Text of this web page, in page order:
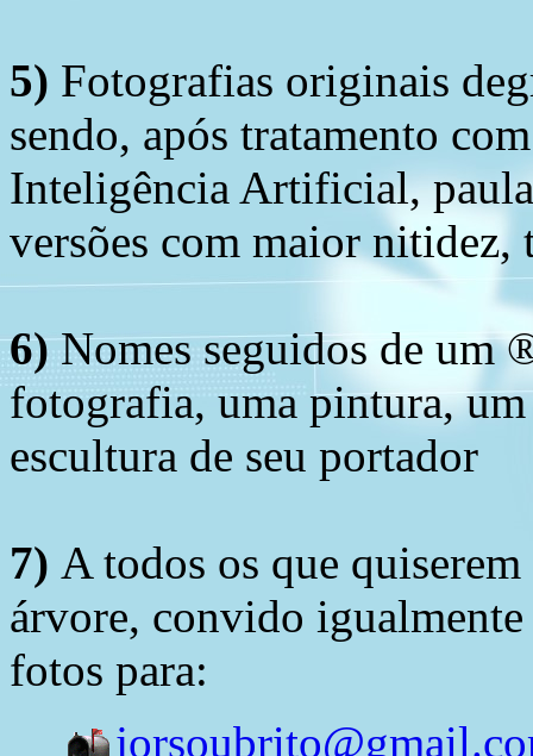
5) Fotografias originais
sendo, após tratamento
Inteligência Artificial,
versões com maior nitidez,
6)Nomes seguidos de um
fotografia, uma pintura,
escultura de seu portador
7) A todos os que
árvore, convido
fotos para: